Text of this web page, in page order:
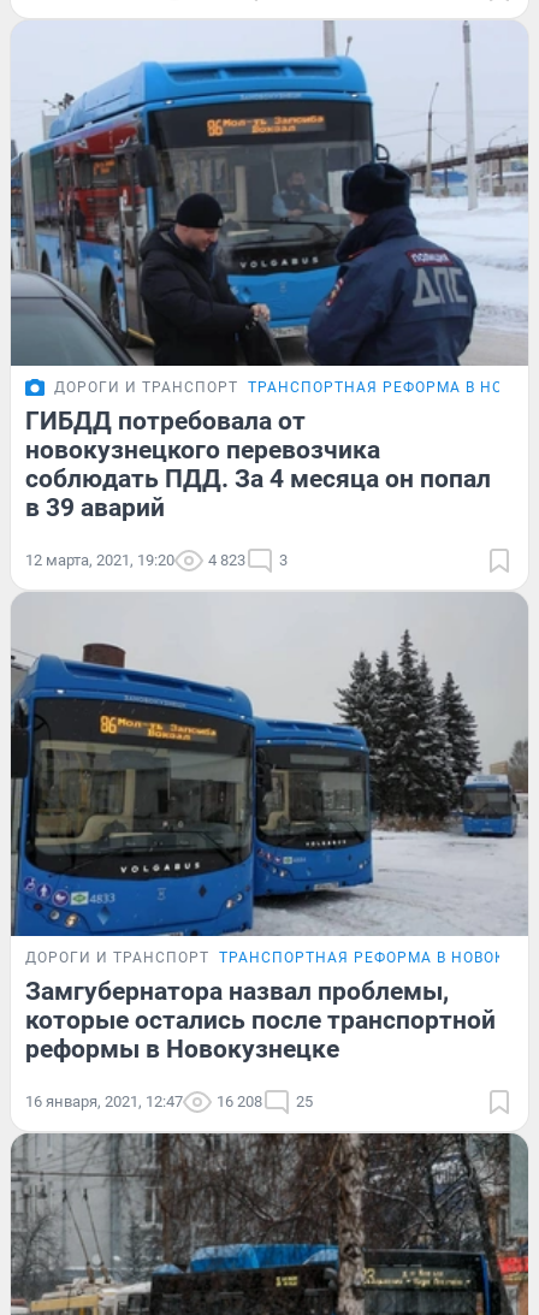
ДОРОГИ И ТРАНСПОРТ ТРАНСПОРТНАЯ РЕФОРМА В
ГИБДД потребовала от
новокузнецкого перевозчика
соблюдать ПДД. За 4 месяца он попал
в 39 аварий
12 марта, 2021, 19:20 4 823 3
ДОРОГИ И ТРАНСПОРТ ТРАНСПОРТНАЯ РЕФОРМА В
Замгубернатора назвал проблемы,
которые остались после транспортной
реформы в Новокузнецке
16 января, 2021, 12:47 16 208 25